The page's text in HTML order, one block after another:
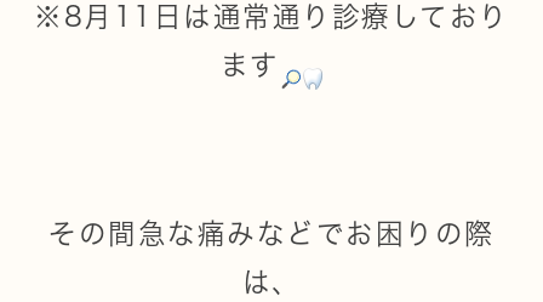
※8月11日は通常通り診療しており
ます
その間急な痛みなどでお困りの際
は、